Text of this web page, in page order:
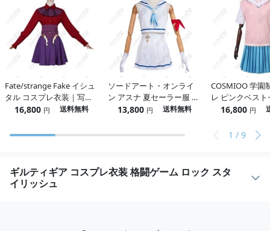
Fate/strange Fake イシュ
タル コスプレ衣装｜写真
映えと着心地を両立した
16,800 円 送料無料
ソードアート・オンライ
ン アスナ 夏セーラー服 コ
スプレ衣装｜高品質フル
13,800 円 送料無料
COSMIOO 学園
レ ピンクベス
さらっと快適
構成
16,800 円
1 / 9
ギルティギア コスプレ衣装 格闘ゲーム ロック スタ
イリッシュ